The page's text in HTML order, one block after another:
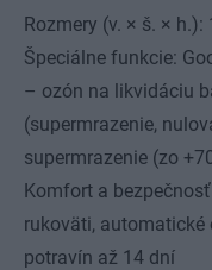
Rozmery (v. × š. ×
Špeciálne funkcie:
– ozón na likvidáciu
(supermrazenie,
supermrazenie (zo
Komfort a
rukoväti, automatické
potravín až 14 dní